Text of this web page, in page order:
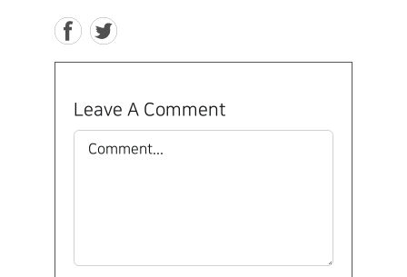
Leave A Comment
Comment